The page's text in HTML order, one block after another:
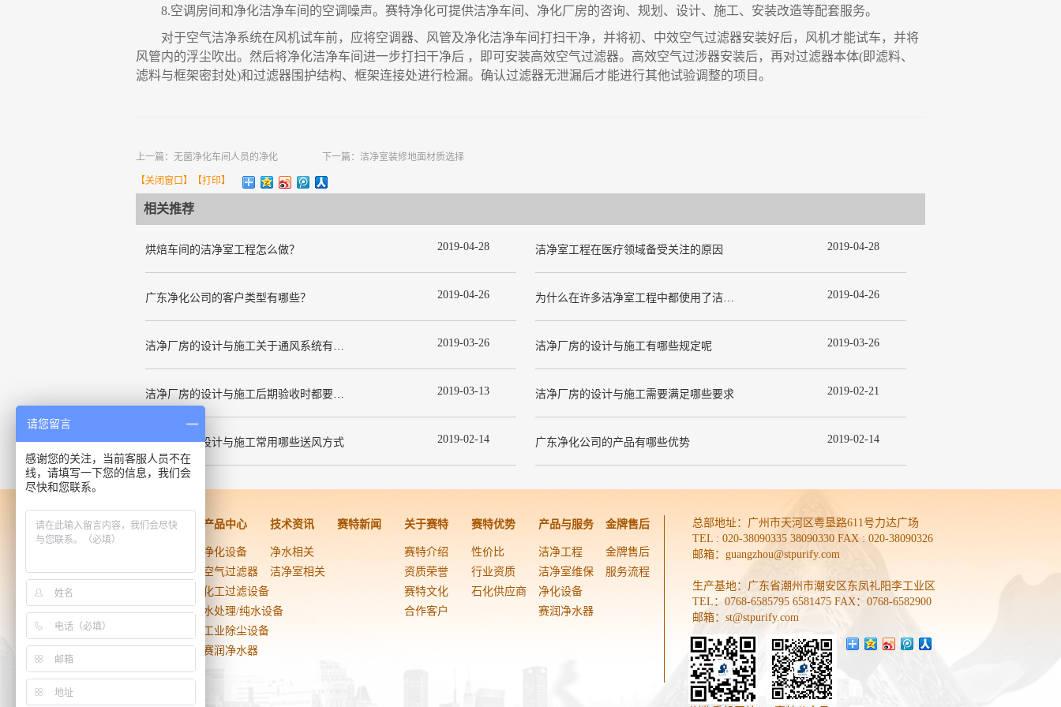
8.空调房间和净化洁净车间的空调噪声。 赛特净化可提供洁净车间、净化厂房的咨询、规划、设计、施工、安装改造等配套服务。
对于空气洁净系统在风机试车前 ， 应将空调器、风管及净化洁净车间打扫干净， 并将初、中效空气过滤器安装好后， 风机才能试车 ， 并将
风管内的浮尘吹出。然后将净化洁净车间进一步打扫干净后 ， 即可安装高效空气过滤器。高效空气过涉器安装后， 再对过滤器本体(即滤料、
滤料与框架密封处)和过滤器围护结构、框架连接处进行检漏。确认过滤器无泄漏后才能进行其他试验调整的项目。
上一篇： 无菌净化车间人员的净化 下一篇： 洁净室装修地面材质选择
【关闭窗口】【打印】
相关推荐
烘焙车间的洁净室工程怎么做？ 2019-04-28 洁净室工程在医疗领域备受关注的原因 2019-04-28
广东净化公司的客户类型有哪些？ 2019-04-26 为什么在许多洁净室工程中都使用了洁净板材？ 2019-04-26
洁净厂房的设计与施工关于通风系统有哪些要求 2019-03-26 洁净厂房的设计与施工有哪些规定呢 2019-03-26
洁净厂房的设计与施工后期验收时都要关注哪几项呢 2019-03-13 洁净厂房的设计与施工需要满足哪些要求 2019-02-21
洁净厂房的设计与施工常用哪些送风方式 2019-02-14 广东净化公司的产品有哪些优势 2019-02-14
洁净工程
生物技术
实验室
医院手术室
产品中心
净化设备
空气过滤器
化工过滤设备
水处理/纯水设备
工业除尘设备
赛润净水器
技术资讯
净水相关
洁净室相关
赛特新闻 关于赛特
赛特介绍
资质荣誉
赛特文化
合作客户
赛特优势
性价比
行业资质
石化供应商
产品与服务
洁净工程
洁净室维保
净化设备
赛润净水器
金牌售后
金牌售后
服务流程
总部地址： 广州市天河区粤垦路611号力达广场
TEL : 020-38090335 38090330 FAX : 020-38090326
邮箱：guangzhou@stpurify.com
生产基地：广东省潮州市潮安区东凤礼阳李工业区
TEL：0768-6585795 6581475 FAX：0768-6582900
邮箱：st@stpurify.com
请您留言
感谢您的关注，当前客服人员不在
线，请填写一下您的信息，我们会
尽快和您联系。